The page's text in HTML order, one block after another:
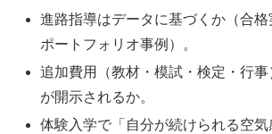
進路指導はデータに基づくか（合格
ポートフォリオ事例）。
追加費用（教材・模試・検定・行
が開示されるか。
体験入学で「自分が続けられる空気